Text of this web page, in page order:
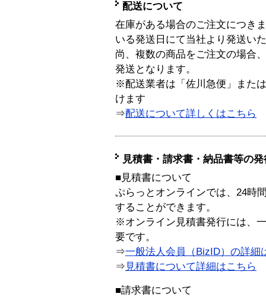
配送について
在庫がある場合のご注文につき
いる発送日にて当社より発送い
尚、複数の商品をご注文の場合
発送となります。
※配送業者は「佐川急便」また
けます
⇒配送について詳しくはこちら
見積書・請求書・納品書等の
■見積書について
ぷらっとオンラインでは、24時
することができます。
※オンライン見積書発行には、
要です。
⇒一般法人会員（BizID）の詳細
⇒ 見積書について詳細はこちら
■請求書について